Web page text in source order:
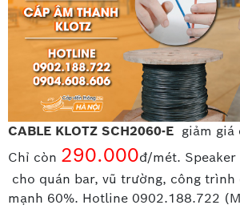
Belden chính hãng tốt nhất
>>>Bài viết tham khảo:Phân
chống nhiễu và cáp điều khiển
CABLE KLOTZ SCH2060-E giảm giá
Chỉ còn 290.000đ/mét.
cho quán bar, vũ trường, công trình
mạnh 60%. Hotline 0902.188.722